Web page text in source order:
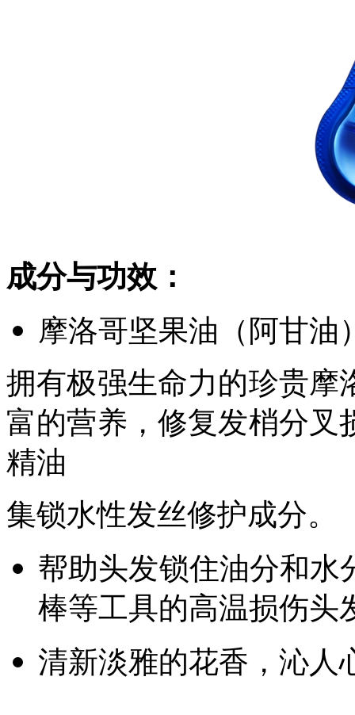
成分与功效：
摩洛哥坚果油（阿甘油
拥有极强生命力的珍贵摩
富的营养，修复发梢分叉
精油
集锁水性发丝修护成分。
帮助头发锁住油分和水
棒等工具的高温损伤头
清新淡雅的花香，沁人